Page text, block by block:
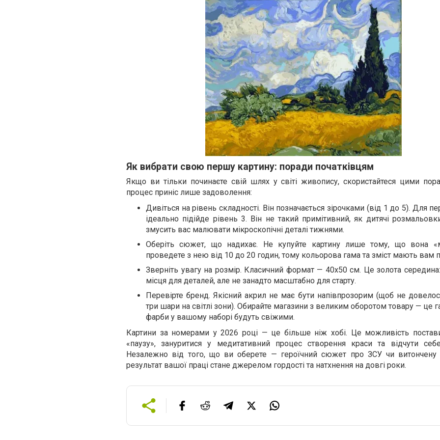
Як вибрати свою першу картину: поради початківцям
Якщо ви тільки починаєте свій шлях у світі живопису, скористайтеся цими
процес приніс лише задоволення:
Дивіться на рівень складності. Він позначається зірочками (від 1 до 5). Для
ідеально підійде рівень 3. Він не такий примітивний, як дитячі
змусить вас малювати мікроскопічні деталі тижнями.
Оберіть сюжет, що надихає. Не купуйте картину лише тому, що вона
проведете з нею від 10 до 20 годин, тому кольорова гама та зміст мають вам
Зверніть увагу на розмір. Класичний формат — 40х50 см. Це золота
місця для деталей, але не занадто масштабно для старту.
Перевірте бренд. Якісний акрил не має бути напівпрозорим (щоб не
три шари на світлі зони). Обирайте магазини з великим оборотом товару — це
фарби у вашому наборі будуть свіжими.
Картини за номерами у 2026 році — це більше ніж хобі. Це можливість
«паузу», зануритися у медитативний процес створення краси та відчути
Незалежно від того, що ви оберете — героїчний сюжет про ЗСУ чи витончену
результат вашої праці стане джерелом гордості та натхнення на довгі роки.